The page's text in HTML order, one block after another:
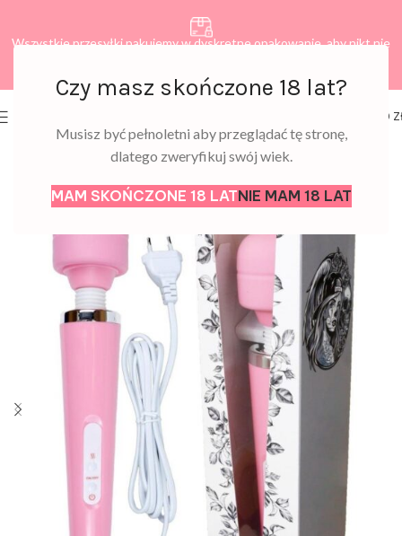
Czy masz skończone 18 lat?
Musisz być pełnoletni aby przeglądać tę stronę,
dlatego zweryfikuj swój wiek.
MAM SKOŃCZONE 18 LATNIE MAM 18 LAT
Wszystkie przesyłki pakujemy w dyskretne opakowanie, aby nikt nie
0,00